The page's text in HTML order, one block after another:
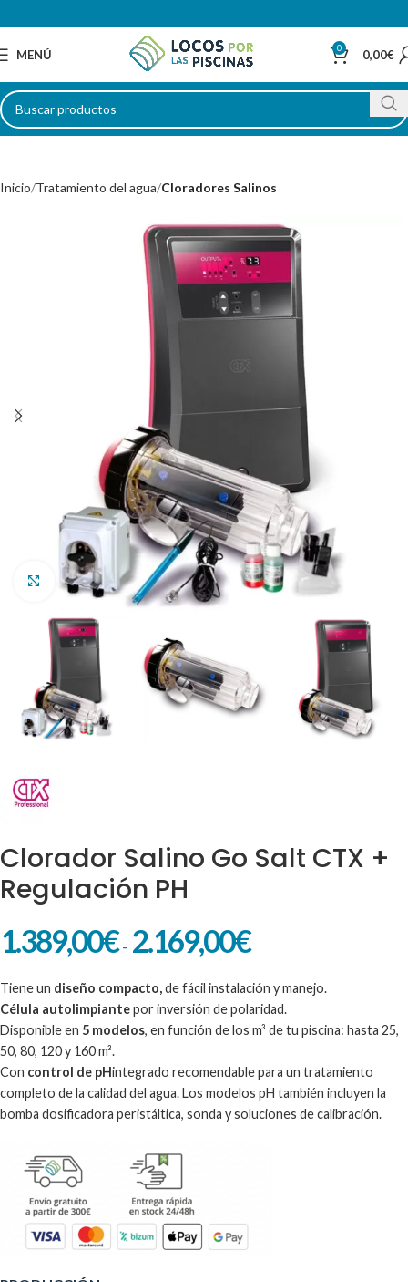
MENÚ 0 0,00€
Inicio Tratamiento del agua Cloradores Salinos
Clic para ampliar
Clorador Salino Go Salt CTX +
Regulación PH
1.389,00€ - 2.169,00€
Tiene un diseño compacto,de fácil instalación y manejo.
Célula autolimpiantepor inversión de polaridad.
Disponible en 5 modelos, en función de los m³ de tu piscina: hasta 25,
50, 80, 120 y 160 m³.
Con control de pHintegrado recomendable para un tratamiento
completo de la calidad del agua. Los modelos pH también incluyen la
bomba dosificadora peristáltica, sonda y soluciones de calibración.